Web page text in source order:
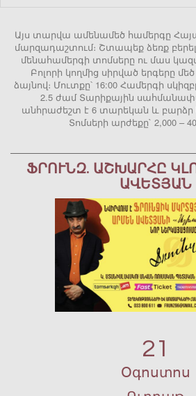
Այս տարվա ամենամեծ համերգը
մարզադաշտում։ Շտապեք ձեռք
մենահամերգի տոմսերը ու մաս
Բոլորի կողմից սիրված երգերը
ձայնով։ Մուտքը՝ 16:00 Համերգի
2.5 ժամ Տարիքային
անհրաժեշտ է 6 տարեկան և
Տոմսերի արժեքը` 2,000 –
ՖՐՈՒՆԶ. ԱՇԽԱՐՀԸ
ԱՎԵՏՅԱՆ
21
Օգոստոս